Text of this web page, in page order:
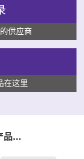
供应商
在这里
品…